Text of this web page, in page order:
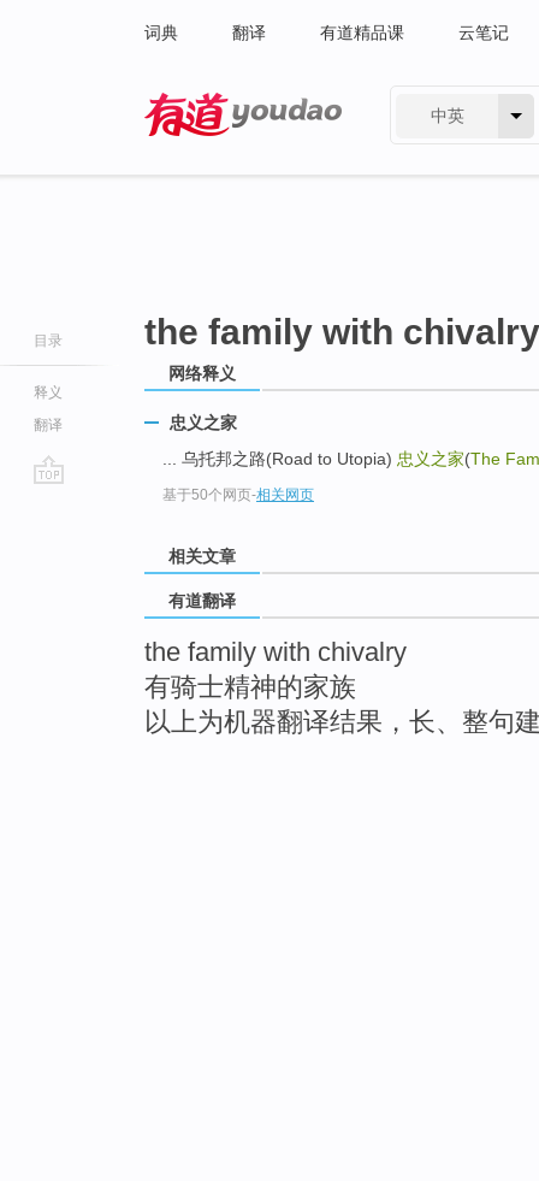
词典 翻译 有道精品课 云笔记
中英
目录
释义
翻译
the family with chivalry
网络释义
忠义之家
... 乌托邦之路(Road to Utopia) 忠义之家(The
基于50个网页-相关网页
相关文章
有道翻译
the family with chivalry
有骑士精神的家族
以上为机器翻译结果，长、整句